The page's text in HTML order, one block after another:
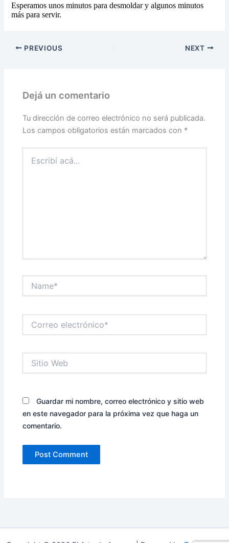
Esperamos unos minutos para desmoldar y algunos minutos
más para servir.
PREVIOUS NEXT
Dejá un comentario
Tu dirección de correo electrónico no será publicada.
Los campos obligatorios están marcados con *
acá...
electrónico*
Web
Guardar mi nombre, correo electrónico y sitio web
en este navegador para la próxima vez que haga un
comentario.